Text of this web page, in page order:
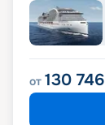
от 130 746